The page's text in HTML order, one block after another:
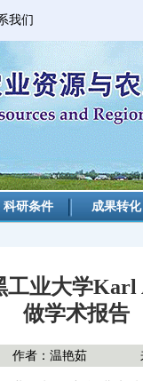
我们
科研条件 成果转化
业大学
做学术报告
作者：温艳茹